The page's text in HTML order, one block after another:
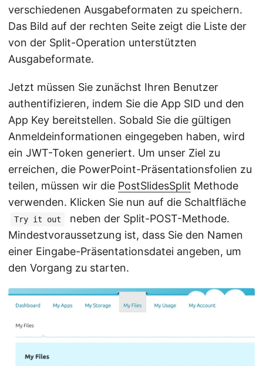
verschiedenen Ausgabeformaten zu speichern.
Das Bild auf der rechten Seite zeigt die Liste der
von der Split-Operation unterstützten
Ausgabeformate.
Jetzt müssen Sie zunächst Ihren Benutzer
authentifizieren, indem Sie die App SID und den
App Key bereitstellen. Sobald Sie die gültigen
Anmeldeinformationen eingegeben haben, wird
ein JWT-Token generiert. Um unser Ziel zu
erreichen, die PowerPoint-Präsentationsfolien zu
teilen, müssen wir die PostSlidesSplit Methode
verwenden. Klicken Sie nun auf die Schaltfläche
Try it out
neben der Split-POST-Methode.
Mindestvoraussetzung ist, dass Sie den Namen
einer Eingabe-Präsentationsdatei angeben, um
den Vorgang zu starten.